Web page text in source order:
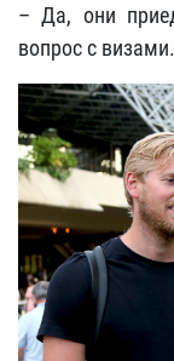
– Да, они
вопрос с визами.